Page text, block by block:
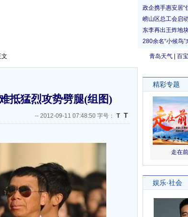
青岛天气 百
文
抵猛烈攻势劈腿(组图)
-- 2012-09-11 07:48:50 字号： T T